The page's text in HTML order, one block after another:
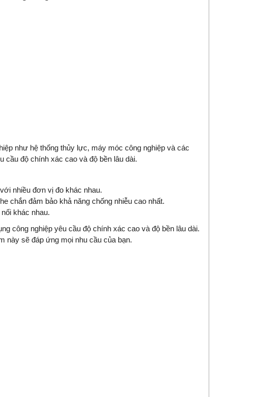
như hệ thống thủy lực, máy móc công nghiệp và các
cầu độ chính xác cao và độ bền lâu dài.
nhiều đơn vị đo khác nhau.
chắn đảm bảo khả năng chống nhiễu cao nhất.
khác nhau.
công nghiệp yêu cầu độ chính xác cao và độ bền lâu dài.
này sẽ đáp ứng mọi nhu cầu của bạn.